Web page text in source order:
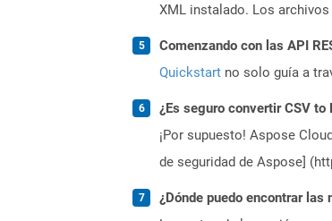
XML instalado. Los
Comenzando con las API
Quickstart no solo guía a
¿Es seguro convertir CSV to
¡Por supuesto! Aspose
de seguridad de Aspose]
¿Dónde puedo encontrar